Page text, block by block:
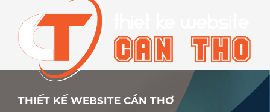
THIẾT KẾ WEBSITE CẦN THƠ